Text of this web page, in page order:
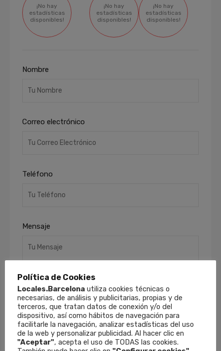
¡No hay
estadísticas
disponibles!
¡No hay
estadísticas
disponibles!
¡No hay
estadísticas
disponibles!
Nombre
Correo electrónico
Teléfono
Mensaje
He leído y acepto laPolítica de Privacidad
Finalidades: Responder a sus solicitudes y
remitirle información comercial de nuestros
Política de Cookies
Locales.Barcelona utiliza cookies técnicas o
necesarias, de análisis y publicitarias, propias y de
terceros, que tratan datos de conexión y/o del
dispositivo, así como hábitos de navegación para
facilitarle la navegación, analizar estadísticas del uso
de la web y personalizar publicidad. Al hacer clic en
"Aceptar", acepta el uso de TODAS las cookies.